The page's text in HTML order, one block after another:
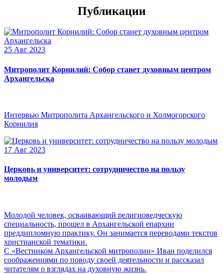
Публикации
25 Авг 2023
Митрополит Корнилий: Собор станет духовным центром
Архангельска
Интервью Митрополита Архангельского и Холмогорского
Корнилия
17 Авг 2023
Церковь и университет: сотрудничество на пользу
молодым
Молодой человек, осваивающий религиоведческую
специальность, прошел в Архангельской епархии
преддипломную практику. Он занимается переводами текстов
христианской тематики.
С «Вестником Архангельской митрополии» Иван поделился
соображениями по поводу своей деятельности и рассказал
читателям о взглядах на духовную жизнь.